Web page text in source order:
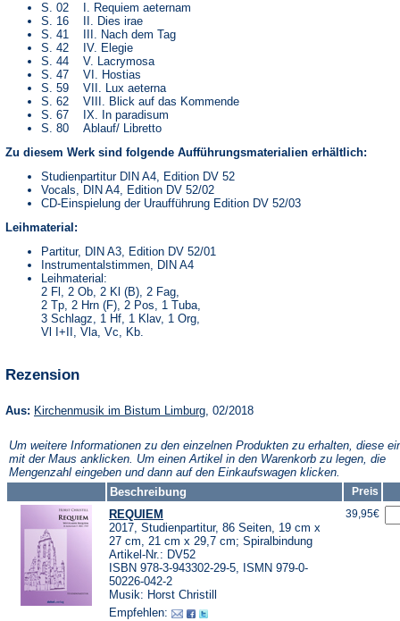
S. 02 I. Requiem aeternam
S. 16 II. Dies irae
S. 41 III. Nach dem Tag
S. 42 IV. Elegie
S. 44 V. Lacrymosa
S. 47 VI. Hostias
S. 59 VII. Lux aeterna
S. 62 VIII. Blick auf das Kommende
S. 67 IX. In paradisum
S. 80 Ablauf/ Libretto
Zu diesem Werk sind folgende Aufführungsmaterialien erhältlich:
Studienpartitur DIN A4, Edition DV 52
Vocals, DIN A4, Edition DV 52/02
CD-Einspielung der Uraufführung Edition DV 52/03
Leihmaterial:
Partitur, DIN A3, Edition DV 52/01
Instrumentalstimmen, DIN A4
Leihmaterial:
2 Fl, 2 Ob, 2 Kl (B), 2 Fag,
2 Tp, 2 Hrn (F), 2 Pos, 1 Tuba,
3 Schlagz, 1 Hf, 1 Klav, 1 Org,
Vl I+II, Vla, Vc, Kb.
Rezension
Aus: Kirchenmusik im Bistum Limburg(Öffnet
neuen
Tab)
, 02/2018
Um weitere Informationen zu den einzelnen Produkten zu erhalten, diese
mit der Maus anklicken. Um einen Artikel in den Warenkorb zu legen, die
Mengenzahl eingeben und dann auf den Einkaufswagen klicken.
Beschreibung
Preis
REQUIEM
2017, Studienpartitur, 86 Seiten, 19 cm x
27 cm, 21 cm x 29,7 cm; Spiralbindung
Artikel-Nr.: DV52
ISBN 978-3-943302-29-5, ISMN 979-0-
50226-042-2
Musik: Horst Christill
Empfehlen:
39,95€